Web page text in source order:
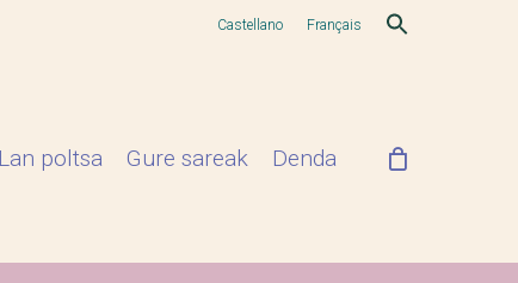
Castellano Français
Lan poltsa Gure sareak Denda